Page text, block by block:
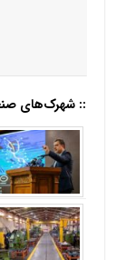
:: شهرک‌های